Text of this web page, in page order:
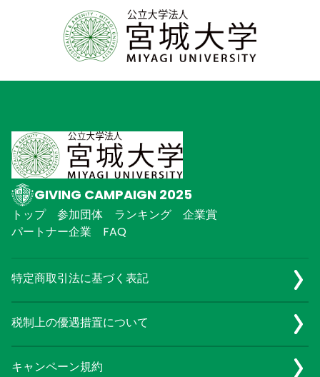
GIVING CAMPAIGN 2025
トップ 参加団体 ランキング
企業賞
パートナー企業
FAQ
特定商取引法に基づく表記
税制上の優遇措置について
キャンペーン規約